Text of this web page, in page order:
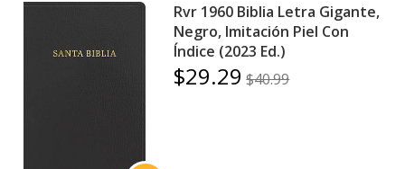
Rvr 1960 Biblia Letra Gigante,
Negro, Imitación Piel Con
Índice (2023 Ed.)
$29.29 $40.99